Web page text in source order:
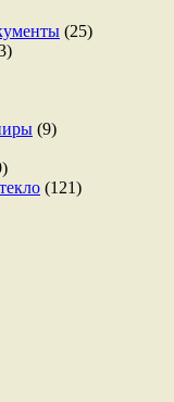
(25)
(9)
(121)